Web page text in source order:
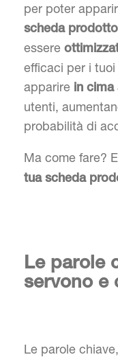
per poter
scheda prodotto
essere
efficaci per i
apparire in cima
utenti,
probabilità di
Ma come fare?
tua scheda
Le parole
servono e
Le parole